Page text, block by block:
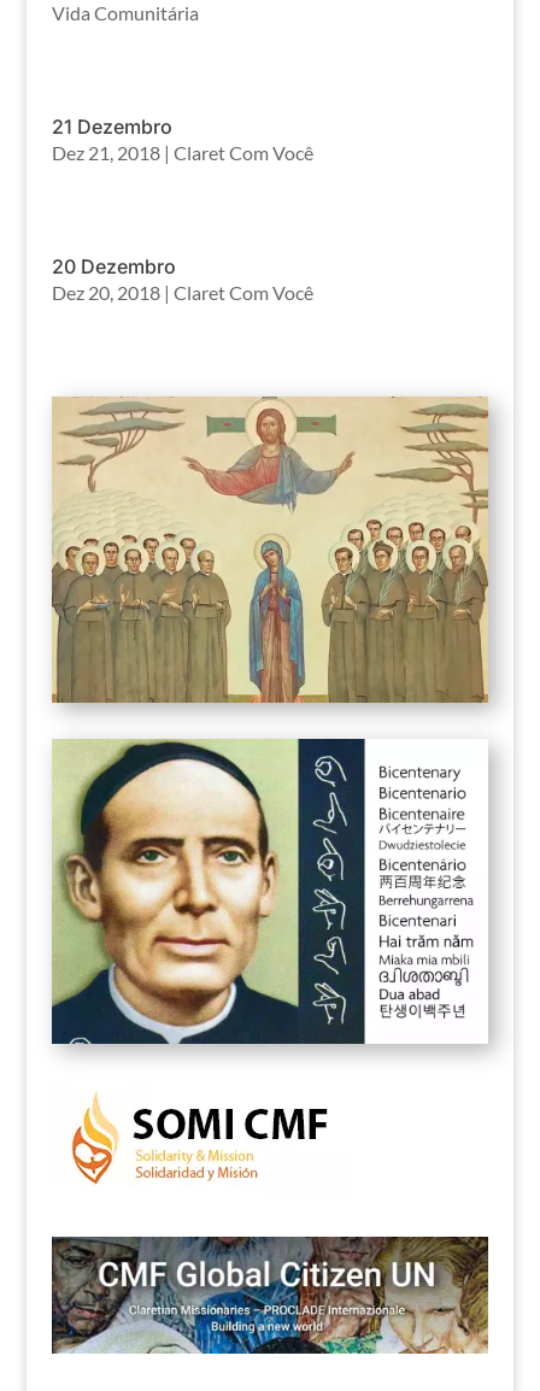
Vida Comunitária
21 Dezembro
Dez 21, 2018| Claret Com Você
20 Dezembro
Dez 20, 2018| Claret Com Você